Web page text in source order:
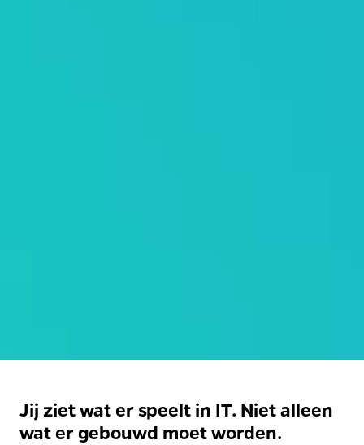
Jij ziet wat er speelt in IT. Niet alleen
wat er gebouwd moet worden.